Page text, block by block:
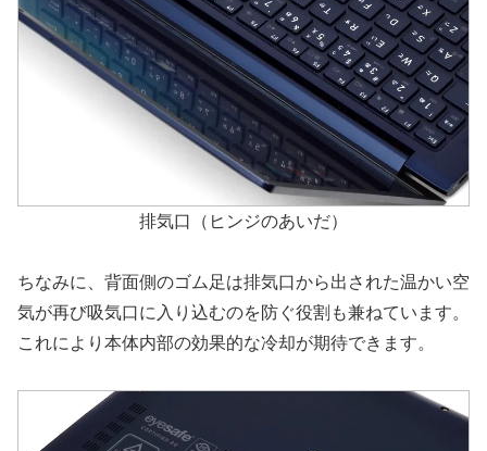
排気口（ヒンジのあいだ）
ちなみに、背面側のゴム足は排気口から出された温かい空
気が再び吸気口に入り込むのを防ぐ役割も兼ねています。
これにより本体内部の効果的な冷却が期待できます。